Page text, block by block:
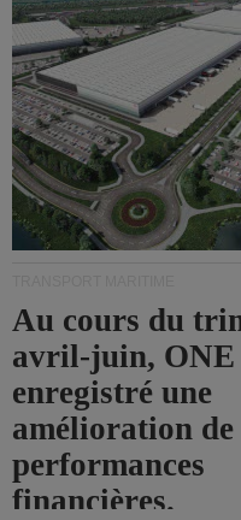
Au cours du
avril-juin, ONE
enregistré une
amélioration de
performances
financières.